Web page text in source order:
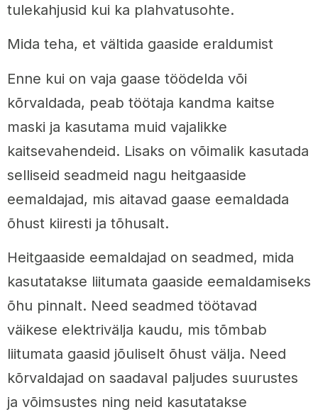
tulekahjusid kui ka plahvatusohte.
Mida teha, et vältida gaaside eraldumist
Enne kui on vaja gaase töödelda või
kõrvaldada, peab töötaja kandma kaitse
maski ja kasutama muid vajalikke
kaitsevahendeid. Lisaks on võimalik kasutada
selliseid seadmeid nagu heitgaaside
eemaldajad, mis aitavad gaase eemaldada
õhust kiiresti ja tõhusalt.
Heitgaaside eemaldajad on seadmed, mida
kasutatakse liitumata gaaside eemaldamiseks
õhu pinnalt. Need seadmed töötavad
väikese elektrivälja kaudu, mis tõmbab
liitumata gaasid jõuliselt õhust välja. Need
kõrvaldajad on saadaval paljudes suurustes
ja võimsustes ning neid kasutatakse